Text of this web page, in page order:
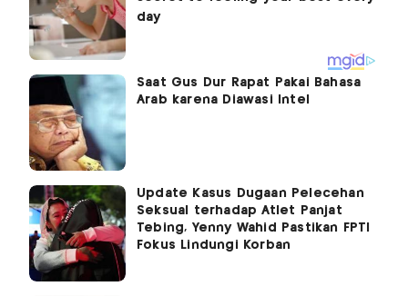
Saat Gus Dur Rapat Pakai Bahasa
Arab karena Diawasi Intel
Update Kasus Dugaan Pelecehan
Seksual terhadap Atlet Panjat
Tebing, Yenny Wahid Pastikan FPTI
Fokus Lindungi Korban